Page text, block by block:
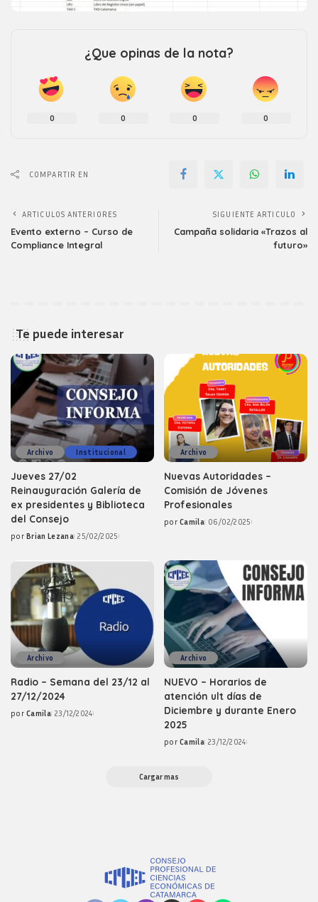
¿Que opinas de la nota?
0 0 0 0
COMPARTIR EN
ARTICULOS ANTERIORES
Evento externo – Curso de
Compliance Integral
SIGUIENTE ARTICULO
Campaña solidaria «Trazos al
futuro»
Te puede interesar
Archivo Institucional
Jueves 27/02
Reinauguración Galería de
ex presidentes y Biblioteca
del Consejo
Posted
por Brian Lezana 25/02/2025
Archivo
Nuevas Autoridades –
Comisión de Jóvenes
Profesionales
Posted
por Camila 06/02/2025
Archivo
Radio – Semana del 23/12 al
27/12/2024
Posted
por Camila 23/12/2024
Archivo
NUEVO – Horarios de
atención ult días de
Diciembre y durante Enero
2025
Posted
por Camila 23/12/2024
Cargar mas